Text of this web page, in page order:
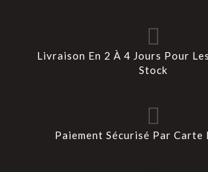
Livraison En 2 À 4 Jours Pour
Stock
Paiement Sécurisé Par Carte